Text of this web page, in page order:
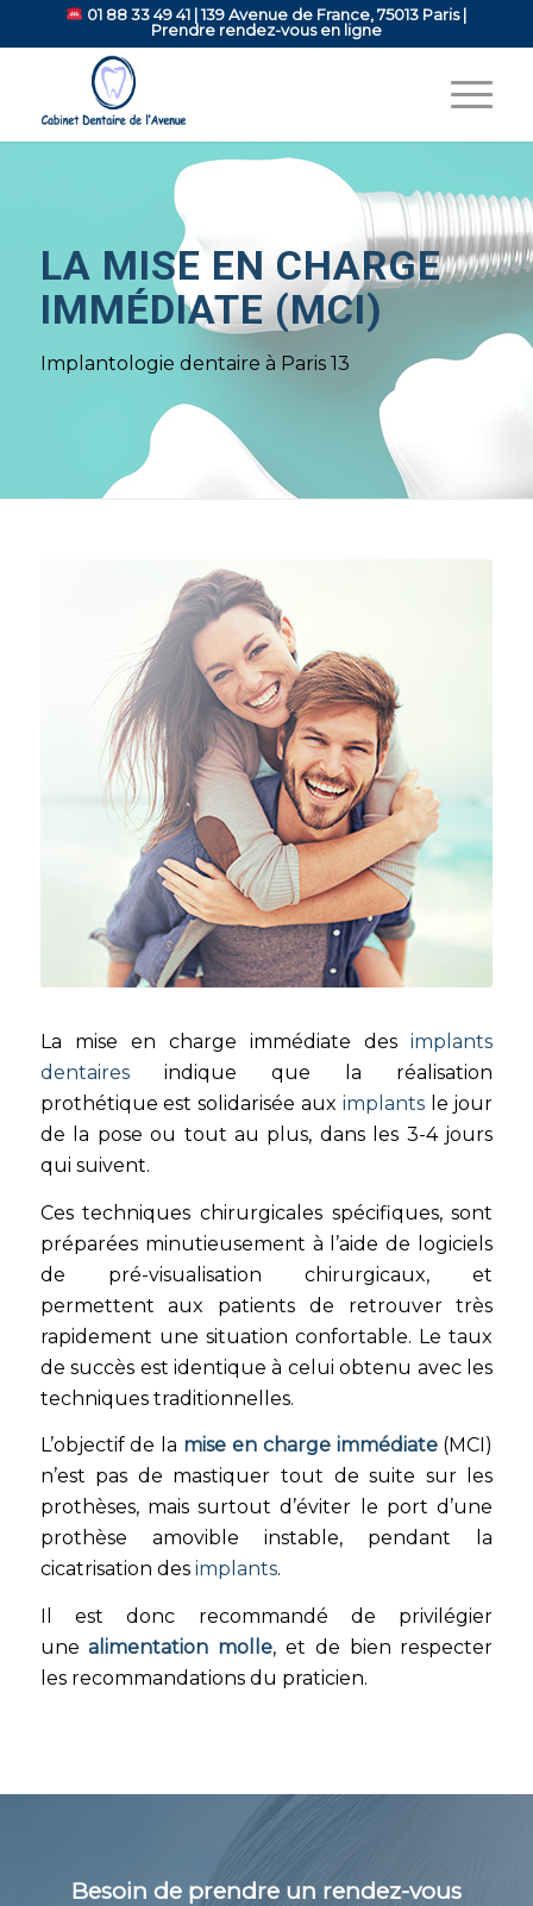
01 88 33 49 41 | 139 Avenue de France, 75013 Paris |
Prendre rendez-vous en ligne
LA MISE EN CHARGE
IMMÉDIATE (MCI)
Implantologie dentaire à Paris 13
La mise en charge immédiate desimplants
dentairesindique que la réalisation
prothétique est solidarisée aux implantsle jour
de la pose ou tout au plus, dans les 3-4 jours
qui suivent.
Ces techniques chirurgicales spécifiques, sont
préparées minutieusement à l’aide de logiciels
de pré-visualisation chirurgicaux, et
permettent aux patients de retrouver très
rapidement une situation confortable. Le taux
de succès est identique à celui obtenu avec les
techniques traditionnelles.
L’objectif de la mise en charge immédiate(MCI)
n’est pas de mastiquer tout de suite sur les
prothèses, mais surtout d’éviter le port d’une
prothèse amovible instable, pendant la
cicatrisation des implants.
Il est donc recommandé de privilégier
unealimentation molle, et de bien respecter
les recommandations du praticien.
Besoin de prendre un rendez-vous